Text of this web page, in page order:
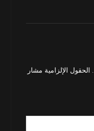
الحقول الإلزامية مشار